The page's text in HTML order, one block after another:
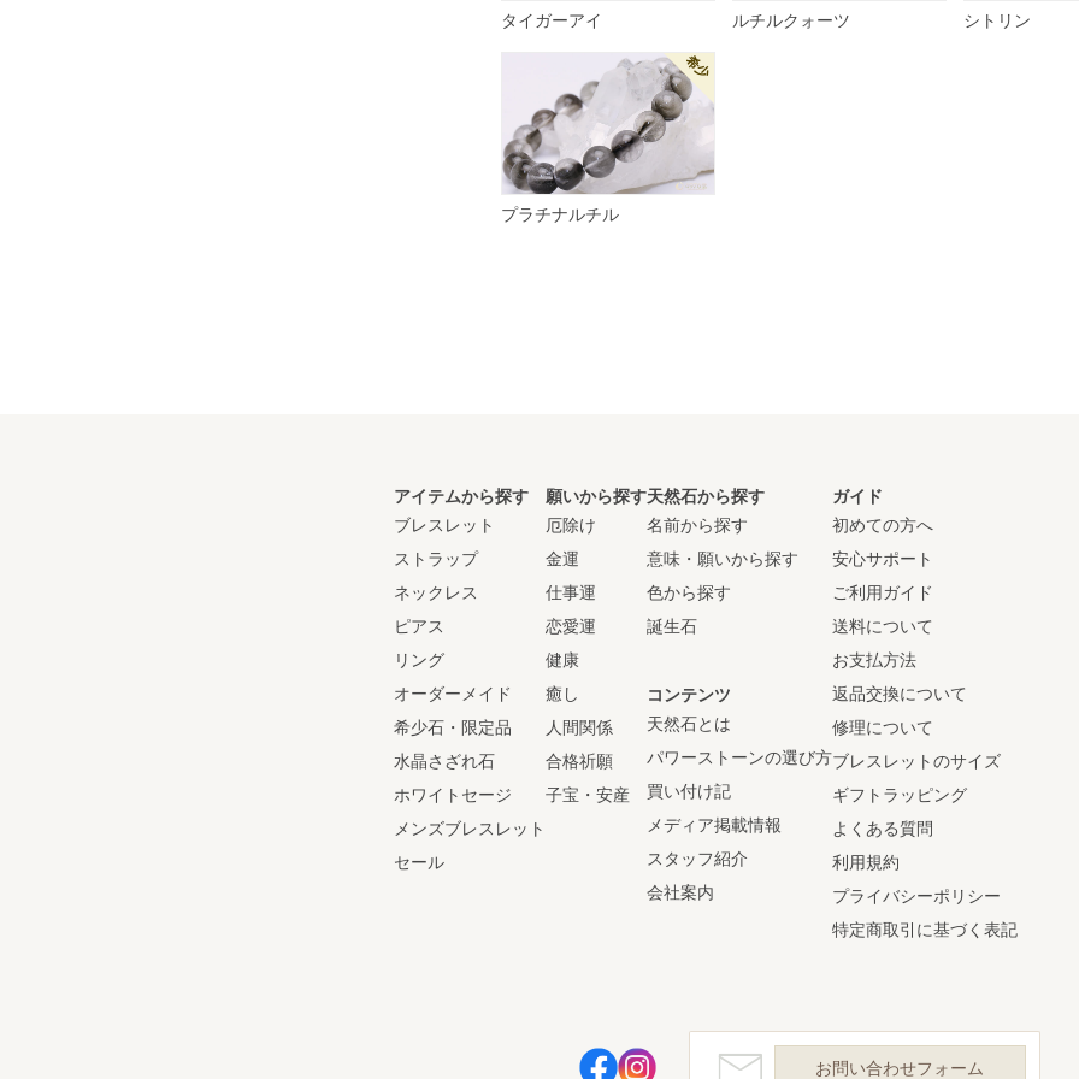
タイガーアイ ルチルクォーツ シトリン
プラチナルチル
アイテムから探す
ブレスレット
ストラップ
ネックレス
ピアス
リング
オーダーメイド
希少石・限定品
水晶さざれ石
ホワイトセージ
メンズブレスレット
セール
願いから探す
厄除け
金運
仕事運
恋愛運
健康
癒し
人間関係
合格祈願
子宝・安産
天然石から探す
名前から探す
意味・願いから探す
色から探す
誕生石
コンテンツ
天然石とは
パワーストーンの選び方
買い付け記
メディア掲載情報
スタッフ紹介
会社案内
ガイド
初めての方へ
安心サポート
ご利用ガイド
送料について
お支払方法
返品交換について
修理について
ブレスレットのサイズ
ギフトラッピング
よくある質問
利用規約
プライバシーポリシー
特定商取引に基づく表記
お問い合わせフォーム